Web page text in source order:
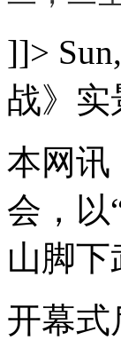
]]>
战》
本网讯
会，以
山脚下
开幕式